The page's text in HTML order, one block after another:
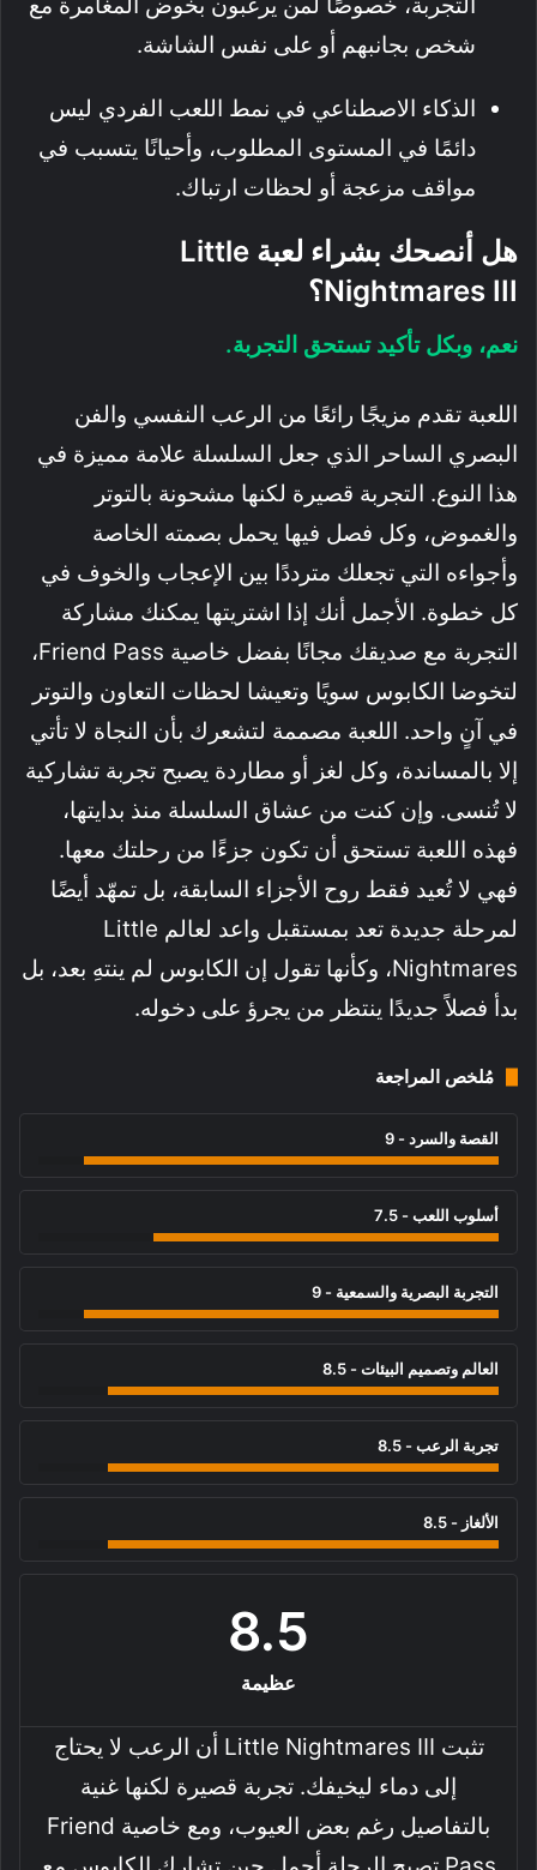
التجربة، خصوصًا لمن يرغبون بخوض المغامرة مع
شخص بجانبهم أو على نفس الشاشة.
الذكاء الاصطناعي في نمط اللعب الفردي ليس
دائمًا في المستوى المطلوب، وأحيانًا يتسبب في
مواقف مزعجة أو لحظات ارتباك.
هل أنصحك بشراء لعبة Little
Nightmares III؟
نعم، وبكل تأكيد تستحق التجربة.
اللعبة تقدم مزيجًا رائعًا من الرعب النفسي والفن
البصري الساحر الذي جعل السلسلة علامة مميزة في
هذا النوع. التجربة قصيرة لكنها مشحونة بالتوتر
والغموض، وكل فصل فيها يحمل بصمته الخاصة
وأجواءه التي تجعلك مترددًا بين الإعجاب والخوف في
كل خطوة. الأجمل أنك إذا اشتريتها يمكنك مشاركة
التجربة مع صديقك مجانًا بفضل خاصية Friend Pass،
لتخوضا الكابوس سويًا وتعيشا لحظات التعاون والتوتر
في آنٍ واحد. اللعبة مصممة لتشعرك بأن النجاة لا تأتي
إلا بالمساندة، وكل لغز أو مطاردة يصبح تجربة تشاركية
لا تُنسى. وإن كنت من عشاق السلسلة منذ بدايتها،
فهذه اللعبة تستحق أن تكون جزءًا من رحلتك معها.
فهي لا تُعيد فقط روح الأجزاء السابقة، بل تمهّد أيضًا
لمرحلة جديدة تعد بمستقبل واعد لعالم Little
Nightmares، وكأنها تقول إن الكابوس لم ينتهِ بعد، بل
بدأ فصلاً جديدًا ينتظر من يجرؤ على دخوله.
مُلخص المراجعة
القصة والسرد - 9
أسلوب اللعب - 7.5
التجربة البصرية والسمعية - 9
العالم وتصميم البيئات - 8.5
تجربة الرعب - 8.5
الألغاز - 8.5
8.5
عظيمة
تثبت Little Nightmares III أن الرعب لا يحتاج
إلى دماء ليخيفك. تجربة قصيرة لكنها غنية
بالتفاصيل رغم بعض العيوب، ومع خاصية Friend